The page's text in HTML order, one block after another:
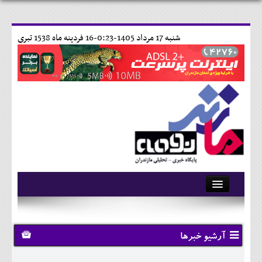
16 فردينه ماه 1538 تبری شنبه 17 مرداد 1405-0:23-
آرشیو
تماس با ما
وبلاگ
آرشیو خبرها